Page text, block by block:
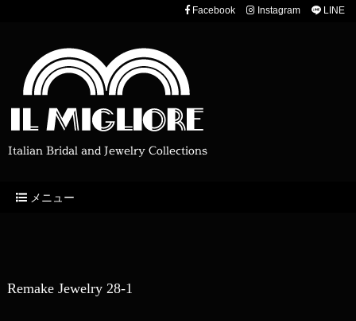
Italian Bridal and Jewelry Collections
メニュー
Facebook Instagram LINE
Remake Jewelry 28-1